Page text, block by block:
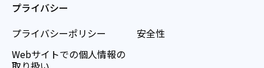
プライバシー
プライバシーポリシー
Webサイトでの個人情報の
安全性